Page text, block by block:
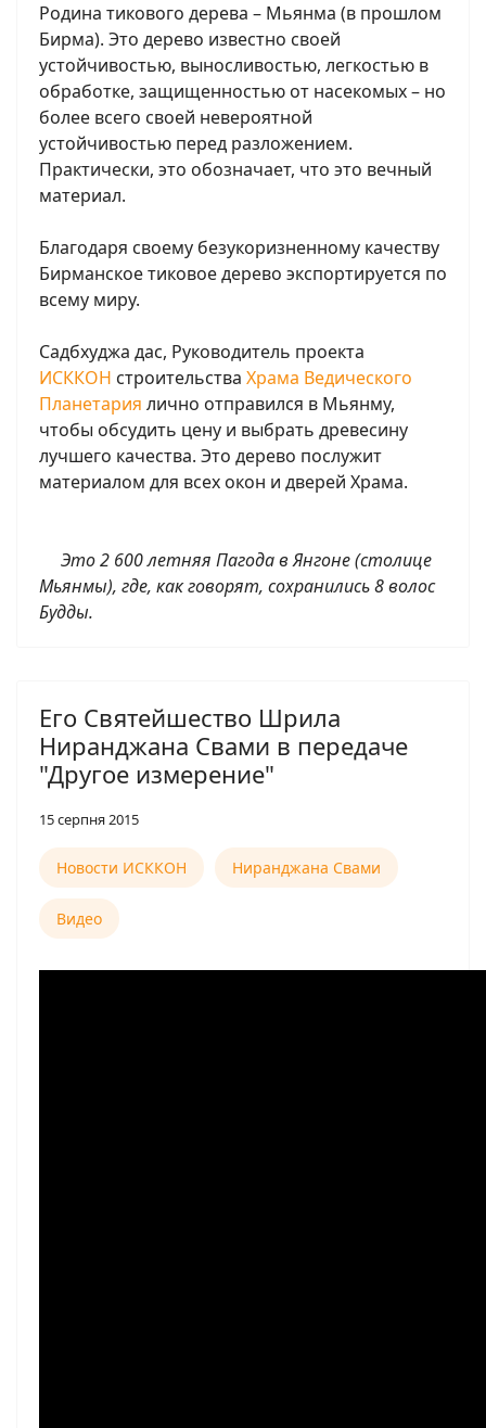
Родина тикового дерева – Мьянма (в прошлом
Бирма). Это дерево известно своей
устойчивостью, выносливостью, легкостью в
обработке, защищенностью от насекомых – но
более всего своей невероятной
устойчивостью перед разложением.
Практически, это обозначает, что это вечный
материал.
Благодаря своему безукоризненному качеству
Бирманское тиковое дерево экспортируется по
всему миру.
Садбхуджа дас, Руководитель проекта
ИСККОН строительства Храма Ведического
Планетария лично отправился в Мьянму,
чтобы обсудить цену и выбрать древесину
лучшего качества. Это дерево послужит
материалом для всех окон и дверей Храма.
Это 2 600 летняя Пагода в Янгоне (столице
Мьянмы), где, как говорят, сохранились 8 волос
Будды.
Его Святейшество Шрила
Ниранджана Свами в передаче
"Другое измерение"
15 серпня 2015
Новости ИСККОН Ниранджана Свами
Видео